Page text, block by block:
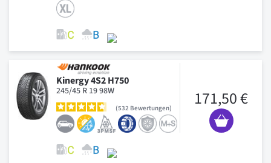
Kinergy 4S2 H750
245/45 R 19 98W
532 Bewertungen 171,50 €